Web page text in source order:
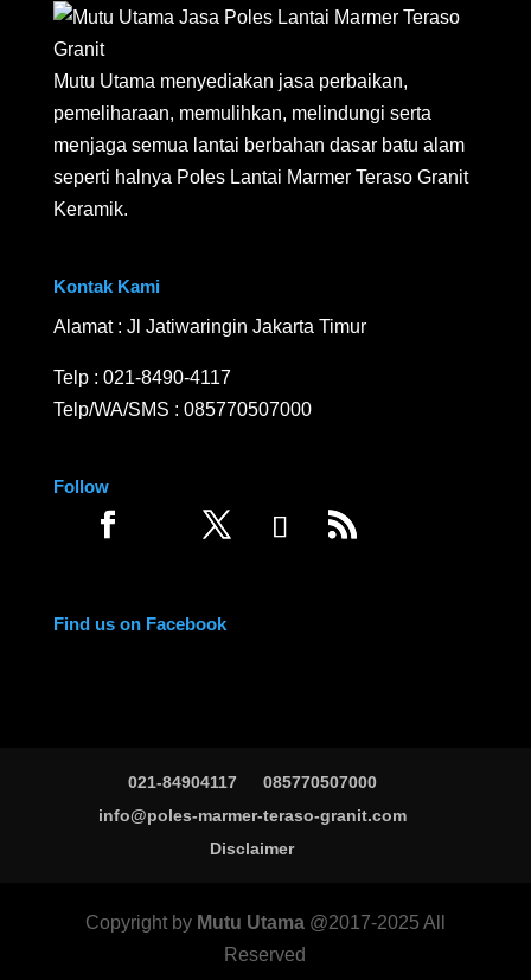
Mutu Utama menyediakan jasa perbaikan,
pemeliharaan, memulihkan, melindungi serta
menjaga semua lantai berbahan dasar batu alam
seperti halnya Poles Lantai Marmer Teraso Granit
Keramik.
Kontak Kami
Alamat : Jl Jatiwaringin Jakarta Timur
Telp : 021-8490-4117
Telp/WA/SMS : 085770507000
Follow
Find us on Facebook
021-84904117
085770507000
info@poles-marmer-teraso-granit.com
Disclaimer
Copyright by Mutu Utama@2017-2025 All
Reserved